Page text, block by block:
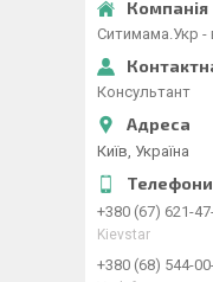
Ситимама.Укр -
Консультант
Київ, Україна
+380 (67) 621-
Kievstar
+380 (68) 544-